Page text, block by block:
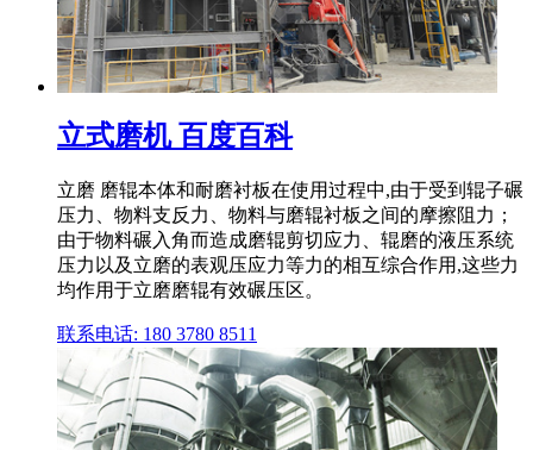
立式磨机 百度百科
立磨 磨辊本体和耐磨衬板在使用过程中,由于受到辊子碾
压力、物料支反力、物料与磨辊衬板之间的摩擦阻力；
由于物料碾入角而造成磨辊剪切应力、辊磨的液压系统
压力以及立磨的表观压应力等力的相互综合作用,这些力
均作用于立磨磨辊有效碾压区。
联系电话: 180 3780 8511